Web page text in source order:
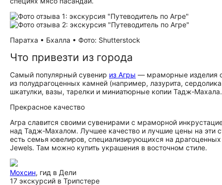
Паратха • Бхалла • Фото: Shutterstock
Что привезти из города
Самый популярный сувенир из Агры — мраморные изделия
из полудрагоценных камней (например, лазурита,
шкатулки, вазы, тарелки и миниатюрные копии Тадж‑Махала.
Прекрасное качество
Агра славится своими сувенирами с мраморной
над Тадж‑Махалом. Лучшее качество и лучшие цены на эти
есть семья ювелиров, специализирующихся на
Jewels. Там можно купить украшения в восточном стиле.
Мохсин, гид в Дели
17 экскурсий в Трипстере